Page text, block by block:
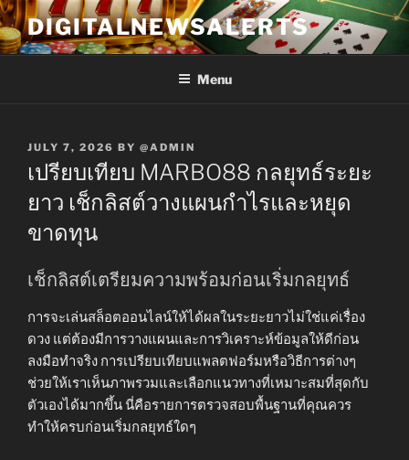
Skip
to
content
DIGITALNEWSALERTS
Menu
POSTED
JULY 7, 2026 BY @ADMIN
เปรียบเทียบ MARBO88 กลยุทธ์ระยะ
ยาว เช็กลิสต์วางแผนกำไรและหยุด
ขาดทุน
เช็กลิสต์เตรียมความพร้อมก่อนเริ่มกลยุทธ์
การจะเล่นสล็อตออนไลน์ให้ได้ผลในระยะยาวไม่ใช่แค่เรื่อง
ดวง แต่ต้องมีการวางแผนและการวิเคราะห์ข้อมูลให้ดีก่อน
ลงมือทำจริง การเปรียบเทียบแพลตฟอร์มหรือวิธีการต่างๆ
ช่วยให้เราเห็นภาพรวมและเลือกแนวทางที่เหมาะสมที่สุดกับ
ตัวเองได้มากขึ้น นี่คือรายการตรวจสอบพื้นฐานที่คุณควร
ทำให้ครบก่อนเริ่มกลยุทธ์ใดๆ